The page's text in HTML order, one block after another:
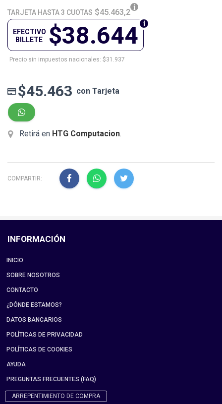
TARJETA HASTA 3 CUOTAS $45.463,2
$38.644
EFECTIVO
BILLETE
Precio sin impuestos nacionales: $31.937
$45.463 con Tarjeta
Retirá en HTG Computacion.
COMPARTIR:
INFORMACIÓN
INICIO
SOBRE NOSOTROS
CONTACTO
¿DÓNDE ESTAMOS?
DATOS BANCARIOS
POLÍTICAS DE PRIVACIDAD
POLÍTICAS DE COOKIES
AYUDA
PREGUNTAS FRECUENTES (FAQ)
ARREPENTIMIENTO DE COMPRA